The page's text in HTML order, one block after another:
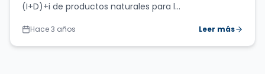
(I+D)+i de productos naturales para l...
Hace 3 años Leer más